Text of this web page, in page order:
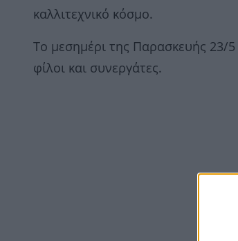
καλλιτεχνικό κόσμο.
Το μεσημέρι της Παρασκευής 23/
φίλοι και συνεργάτες.